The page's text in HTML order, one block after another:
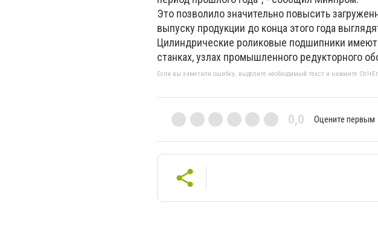
Это позволило значительно повысить
выпуску продукции до конца этого года
Цилиндрические роликовые подшипники
станках, узлах промышленного редукторного
Если вы заметили ошибку, выделите необходимый текст и нажмите
0,0 Оцените первым